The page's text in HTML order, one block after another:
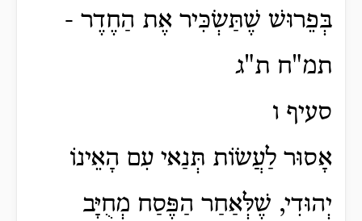
בְּפֵרוּשׁ שֶׁתַּשְׂכִּיר אֶת הַחֶדֶר -
תמ"ח ת"ג
סעיף ו
אָסוּר לַעֲשׂוֹת תְּנַאי עִם הָאֵינוֹ
יְהוּדִי, שֶׁלְּאַחַר הַפֶּסַח מְחֻיָּב